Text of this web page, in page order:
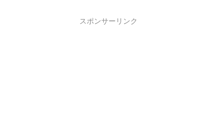
スポンサーリンク